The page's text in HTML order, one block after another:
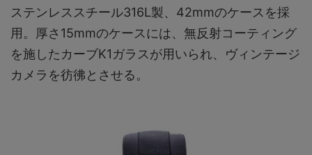
ステンレススチール316L製、42mmのケースを採
用。厚さ15mmのケースには、無反射コーティング
を施したカーブK1ガラスが用いられ、ヴィンテージ
カメラを彷彿とさせる。​